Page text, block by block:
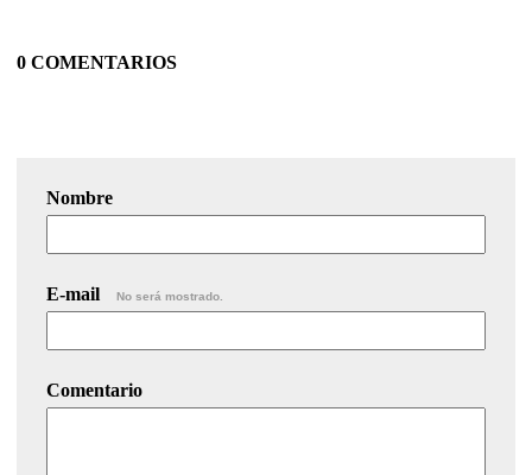
0 COMENTARIOS
Nombre
E-mail No será mostrado.
Comentario